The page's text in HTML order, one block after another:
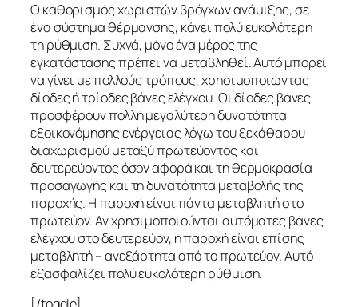
Ο καθορισμός χωριστών βρόγχων ανάμιξης, σε
ένα σύστημα θέρμανσης, κάνει πολύ ευκολότερη
τη ρύθμιση. Συχνά, μόνο ένα μέρος της
εγκατάστασης πρέπει να μεταβληθεί. Αυτό μπορεί
να γίνει με πολλούς τρόπους, χρησιμοποιώντας
δίοδες ή τρίοδες βάνες ελέγχου. Οι δίοδες βάνες
προσφέρουν πολλή μεγαλύτερη δυνατότητα
εξοικονόμησης ενέργειας λόγω του ξεκάθαρου
διαχωρισμού μεταξύ πρωτεύοντος και
δευτερεύοντος όσον αφορά και τη θερμοκρασία
προσαγωγής και τη δυνατότητα μεταβολής της
παροχής. Η παροχή είναι πάντα μεταβλητή στο
πρωτεύον. Αν χρησιμοποιούνται αυτόματες βάνες
ελέγχου στο δευτερεύον, η παροχή είναι επίσης
μεταβλητή – ανεξάρτητα από το πρωτεύον. Αυτό
εξασφαλίζει πολύ ευκολότερη ρύθμιση.